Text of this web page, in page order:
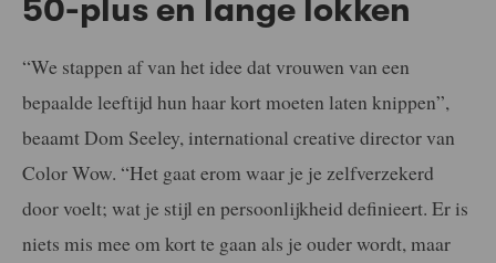
50-plus en lange lokken
“We stappen af van het idee dat vrouwen van een
bepaalde leeftijd hun haar kort moeten laten knippen”,
beaamt Dom Seeley, international creative director van
Color Wow. “Het gaat erom waar je je zelfverzekerd
door voelt; wat je stijl en persoonlijkheid definieert. Er is
niets mis mee om kort te gaan als je ouder wordt, maar